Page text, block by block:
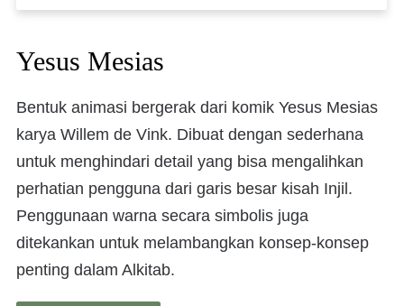
Yesus Mesias
Bentuk animasi bergerak dari komik Yesus Mesias
karya Willem de Vink. Dibuat dengan sederhana
untuk menghindari detail yang bisa mengalihkan
perhatian pengguna dari garis besar kisah Injil.
Penggunaan warna secara simbolis juga
ditekankan untuk melambangkan konsep-konsep
penting dalam Alkitab.